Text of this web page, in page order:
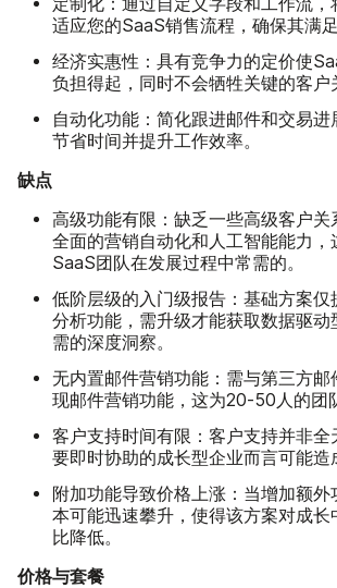
适应您的SaaS销售流程，确保其满
经济实惠性： 具有竞争力的定价使
负担得起，同时不会牺牲关键的客户
自动化功能： 简化跟进邮件和交易进
节省时间并提升工作效率。
缺点
高级功能有限： 缺乏一些高级客户关
全面的营销自动化和人工智能能力，
SaaS团队在发展过程中常需的。
低阶层级的入门级报告： 基础方案仅
分析功能，需升级才能获取数据驱
需的深度洞察。
无内置邮件营销功能： 需与第三方邮
现邮件营销功能，这为20-50人的团
客户支持时间有限： 客户支持并非全
要即时协助的成长型企业而言可能造
附加功能导致价格上涨： 当增加额外
本可能迅速攀升，使得该方案对成长
比降低。
价格与套餐